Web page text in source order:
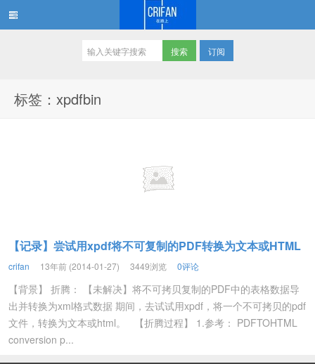
订阅
标签：xpdfbin
【记录】尝试用xpdf将不可复制的PDF转换为文本或HTML
crifan 13年前 (2014-01-27) 3449浏览 0评论
【背景】 折腾： 【未解决】将不可拷贝复制的PDF中的表格数据导
出并转换为xml格式数据 期间，去试试用xpdf，将一个不可拷贝的pdf
文件，转换为文本或html。 【折腾过程】 1.参考： PDFTOHTML
conversion p...